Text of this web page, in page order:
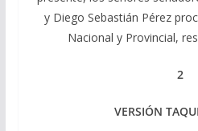
y Diego Sebastián Pérez
Nacional y Provincial,
2
VERSIÓN